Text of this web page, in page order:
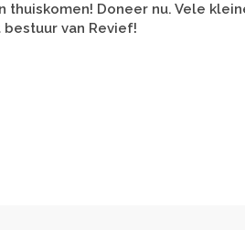
thuiskomen! Doneer nu. Vele
van Revief!